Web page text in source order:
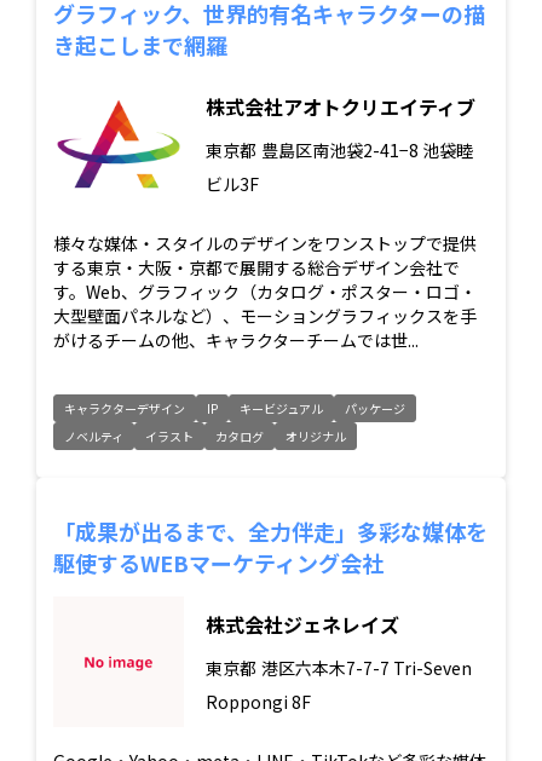
グラフィック、世界的有名キャラクターの描
き起こしまで網羅
株式会社アオトクリエイティブ
東京都 豊島区南池袋2-41−8 池袋睦
ビル3F
様々な媒体・スタイルのデザインをワンストップで提供
する東京・大阪・京都で展開する総合デザイン会社で
す。Web、グラフィック（カタログ・ポスター・ロゴ・
大型壁面パネルなど）、モーショングラフィックスを手
がけるチームの他、キャラクターチームでは世...
キャラクターデザイン IP キービジュアル
パッケージ
ノベルティ
イラスト カタログ オリジナル
「成果が出るまで、全力伴走」多彩な媒体を
駆使するWEBマーケティング会社
株式会社ジェネレイズ
東京都 港区六本木7-7-7 Tri-Seven
Roppongi 8F